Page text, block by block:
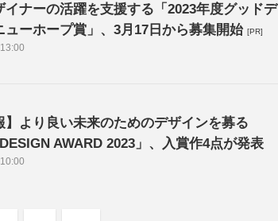
イナーの活躍を支援する「2023年度グッドデ
ューホープ賞」、3月17日から募集開始 [PR]
】より良い未来のためのデザインを募る
DESIGN AWARD 2023」、入賞作4点が発表